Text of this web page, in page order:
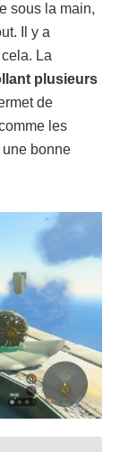
sous la main,
Il y a
La
plusieurs
de
les
bonne